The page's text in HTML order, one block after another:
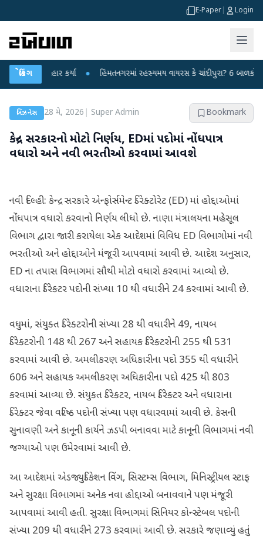
E-Paper Login
બ્રેકિંગ
પ્રહાર કર્યા ● હિંમતનગરમાં રહસ્યમય વાયરસ કે ચાંદીપુરા? 6 બાળકોના મોતથી
બિઝનેસ 28 મે, 2026 Super Admin Bookmark
કેન્દ્ર સરકારનો મોટો નિર્ણય, EDમાં પદોમાં નોંધપાત્ર
વધારો અને નવી ભરતીઓ કરવામાં આવશે
નવી દિલ્હી: કેન્દ્ર સરકારે એન્ફોર્સમેન્ટ ડિરેક્ટોરેટ (ED) માં હોદ્દાઓમાં
નોંધપાત્ર વધારો કરવાનો નિર્ણય લીધો છે. નાણા મંત્રાલયના મહેસૂલ
વિભાગ દ્વારા જારી કરાયેલા એક આદેશમાં વિવિધ ED વિભાગોમાં નવી
ભરતીઓ અને હોદ્દાઓને મંજૂરી આપવામાં આવી છે. આદેશ અનુસાર,
ED ના તપાસ વિભાગમાં સૌથી મોટો વધારો કરવામાં આવ્યો છે.
વધારાના ડિરેક્ટર પદોની સંખ્યા 10 થી વધારીને 24 કરવામાં આવી છે.
વધુમાં, સંયુક્ત ડિરેક્ટરોની સંખ્યા 28 થી વધારીને 49, નાયબ
ડિરેક્ટરોની 148 થી 267 અને સહાયક ડિરેક્ટરોની 255 થી 531
કરવામાં આવી છે. અમલીકરણ અધિકારીના પદો 355 થી વધારીને
606 અને સહાયક અમલીકરણ અધિકારીના પદો 425 થી 803
કરવામાં આવ્યા છે. સંયુક્ત ડિરેક્ટર, નાયબ ડિરેક્ટર અને વધારાના
ડિરેક્ટર જેવા વરિષ્ઠ પદોની સંખ્યા પણ વધારવામાં આવી છે. કેસની
સુનાવણી અને કાનૂની કાર્યને ઝડપી બનાવવા માટે કાનૂની વિભાગમાં નવી
જગ્યાઓ પણ ઉમેરવામાં આવી છે.
આ આદેશમાં એડજ્યુડિકેશન વિંગ, સિસ્ટમ્સ વિભાગ, મિનિસ્ટ્રીયલ સ્ટાફ
અને સુરક્ષા વિભાગમાં અનેક નવા હોદ્દાઓ બનાવવાને પણ મંજૂરી
આપવામાં આવી હતી. સુરક્ષા વિભાગમાં સિનિયર કોન્સ્ટેબલ પદોની
સંખ્યા 209 થી વધારીને 273 કરવામાં આવી છે. સરકારે જણાવ્યું હતું